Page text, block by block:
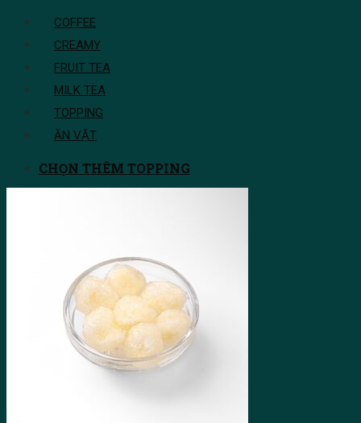
COFFEE
CREAMY
FRUIT TEA
MILK TEA
TOPPING
ĂN VẶT
CHỌN THÊM TOPPING